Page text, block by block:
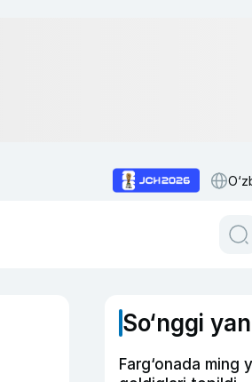
So‘nggi
Farg‘onada ming